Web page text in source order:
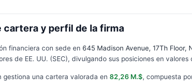
y perfil de la firma
financiera con sede en 645 Madison Avenue, 17Th Floor,
de EE. UU. (SEC), divulgando sus posiciones en
gestiona una cartera valorada en 82,26 M.$, compuesta